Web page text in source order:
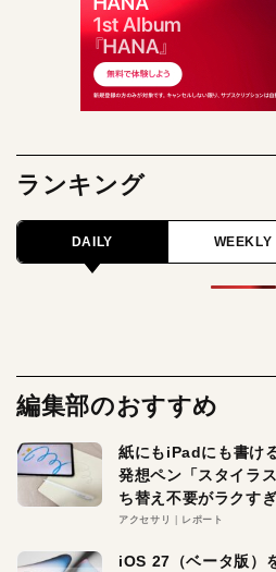
ランキング
DAILY WEEKLY
編集部のおすすめ
紙にもiPadにも書け
発想ペン「スタイラ
ち替え不要がラクすぎ
アクセサリ レポート
iOS 27（ベータ版）